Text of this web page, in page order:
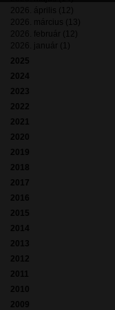
2026. április (12)
2026. március (13)
2026. február (12)
2026. január (1)
2025
2024
2023
2022
2021
2020
2019
2018
2017
2016
2015
2014
2013
2012
2011
2010
2009